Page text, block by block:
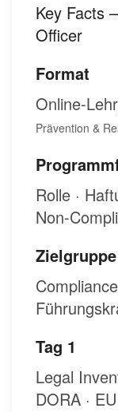
Key Facts
Officer
Format
Online-
Prävention &
Rolle ·
Non-
Zielgruppe
Tag 1
Legal
DORA ·